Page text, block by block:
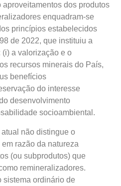
dos produtos
enquadram-se
princípios estabelecidos
de 2022, que instituiu a
a valorização e o
recursos minerais do País,
benefícios
do interesse
desenvolvimento
socioambiental.
não distingue o
razão da natureza
(ou subprodutos) que
remineralizadores.
sistema ordinário de